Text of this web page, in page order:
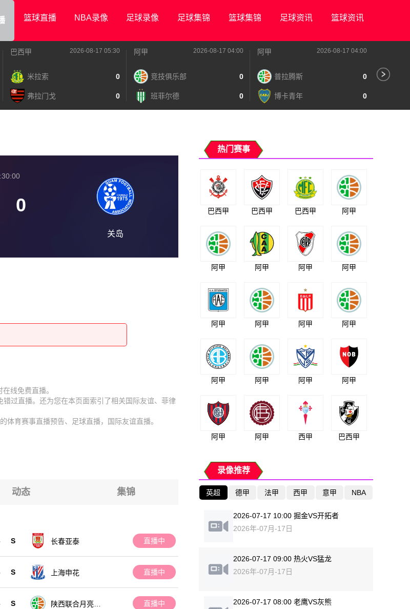
篮球直播 NBA录像 足球录像 足球集锦 篮球集锦 足球资讯 篮球资讯
巴西甲 2026-08-17 05:30
米拉索 0
弗拉门戈 0
阿甲 2026-08-17 04:00
竞技俱乐部 0
班菲尔德 0
阿甲 2026-08-17 04:00
普拉腾斯 0
博卡青年 0
0
关岛
线免费直播。
过直播。还为您在本页面索引了相关国际友谊、菲律
育赛事直播预告、足球直播，国际友谊直播。
动态 集锦
S 长春亚泰 直播中
S 上海申花 直播中
S
陕西联合月亮泊
直播中
热门赛事
巴西甲 巴西甲 巴西甲 阿甲
阿甲 阿甲 阿甲 阿甲
阿甲 阿甲 阿甲 阿甲
阿甲 阿甲 阿甲 阿甲
阿甲 阿甲 西甲 巴西甲
录像推荐
英超 德甲 法甲 西甲 意甲 NBA
2026-07-17 10:00 掘金VS开拓者
2026年-07月-17日
2026-07-17 09:00 热火VS猛龙
2026年-07月-17日
2026-07-17 08:00 老鹰VS灰熊